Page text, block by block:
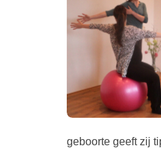
geboorte geeft zij